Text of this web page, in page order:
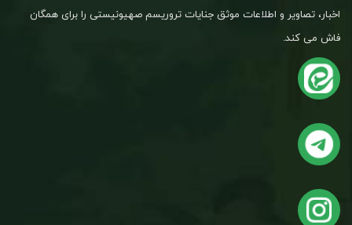
اخبار، تصاویر و اطلاعات موثق جنایات تروریسم صهیونیستی را برای همگان
فاش می کند.